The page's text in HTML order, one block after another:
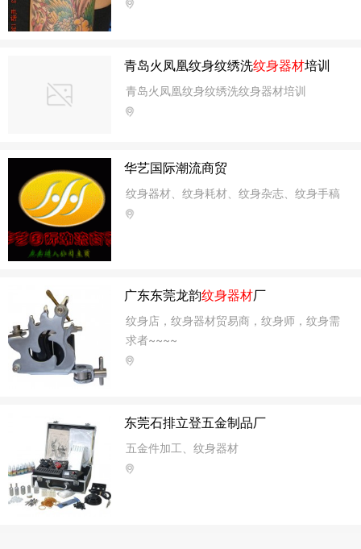
青岛火凤凰纹身纹绣洗纹身器材培训
青岛火凤凰纹身纹绣洗纹身器材培训
华艺国际潮流商贸
纹身器材、纹身耗材、纹身杂志、纹身手稿
广东东莞龙韵纹身器材厂
纹身店，纹身器材贸易商，纹身师，纹身需
求者~~~~
东莞石排立登五金制品厂
五金件加工、纹身器材